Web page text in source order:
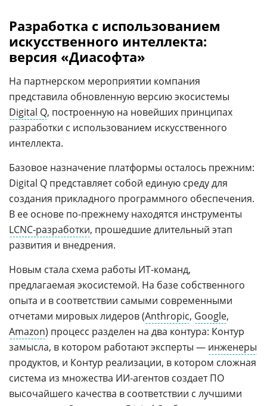
Разработка с использованием
искусственного интеллекта:
версия «Диасофта»
На партнерском мероприятии компания
представила обновленную версию экосистемы
Digital Q, построенную на новейших принципах
разработки с использованием искусственного
интеллекта.
Базовое назначение платформы осталось прежним:
Digital Q представляет собой единую среду для
создания прикладного программного обеспечения.
В ее основе по-прежнему находятся инструменты
LCNC-разработки, прошедшие длительный этап
развития и внедрения.
Новым стала схема работы ИТ-команд,
предлагаемая экосистемой. На базе собственного
опыта и в соответствии самыми современными
отчетами мировых лидеров (Anthropic, Google,
Amazon) процесс разделен на два контура: Контур
замысла, в котором работают эксперты — инженеры
продуктов, и Контур реализации, в котором сложная
система из множества ИИ-агентов создает ПО
высочайшего качества в соответствии с лучшими